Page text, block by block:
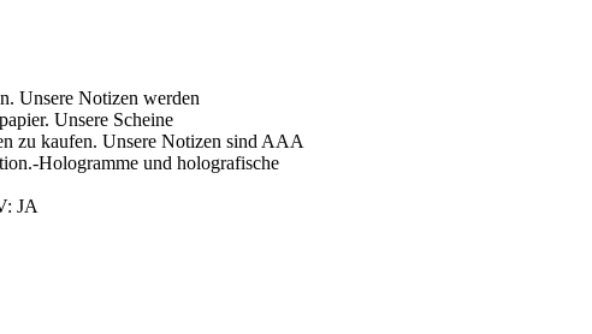
Unsere Notizen werden
Unsere Scheine
zu kaufen. Unsere Notizen sind AAA
Hologramme und holografische
JA